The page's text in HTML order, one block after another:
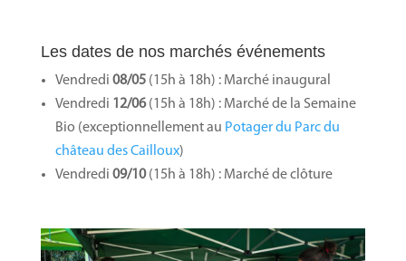
Les dates de nos marchés événements
Vendredi 08/05(15h à 18h) : Marché inaugural
Vendredi 12/06(15h à 18h) : Marché de la Semaine
Bio (exceptionnellement au Potager du Parc du
château des Cailloux)
Vendredi 09/10(15h à 18h) : Marché de clôture